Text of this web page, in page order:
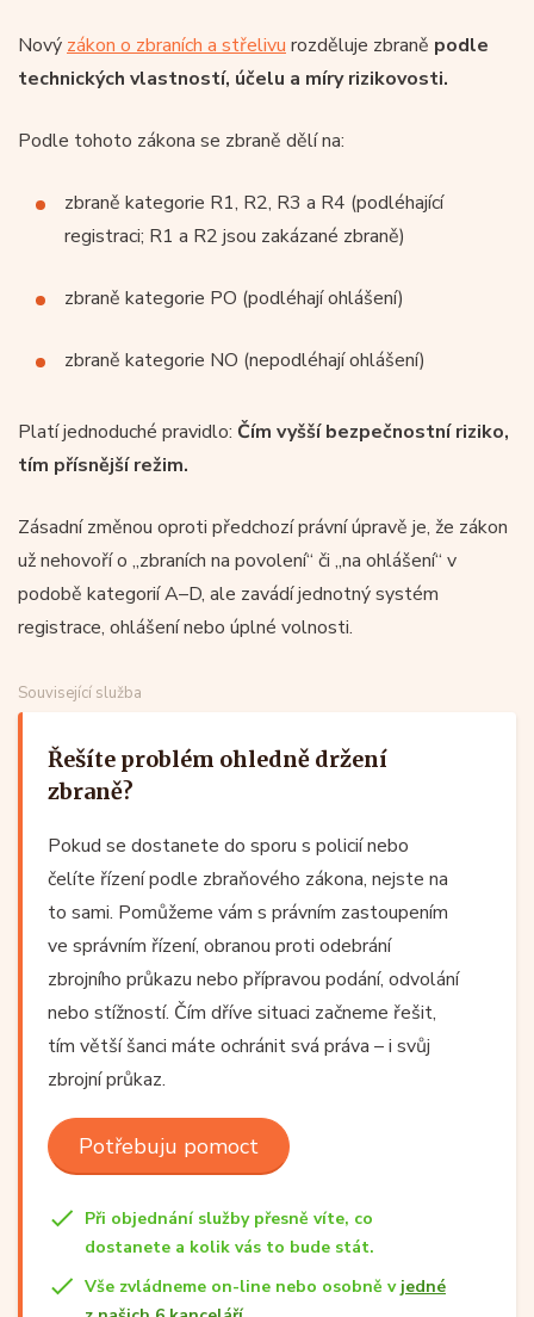
Nový zákon o zbraních a střelivu rozděluje zbraně podle
technických vlastností, účelu a míry rizikovosti.
Podle tohoto zákona se zbraně dělí na:
zbraně kategorie R1, R2, R3 a R4 (podléhající
registraci; R1 a R2 jsou zakázané zbraně)
zbraně kategorie PO (podléhají ohlášení)
zbraně kategorie NO (nepodléhají ohlášení)
Platí jednoduché pravidlo: Čím vyšší bezpečnostní riziko,
tím přísnější režim.
Zásadní změnou oproti předchozí právní úpravě je, že zákon
už nehovoří o „zbraních na povolení“ či „na ohlášení“ v
podobě kategorií A–D, ale zavádí jednotný systém
registrace, ohlášení nebo úplné volnosti.
Související služba
Řešíte problém ohledně držení
zbraně?
Pokud se dostanete do sporu s policií nebo
čelíte řízení podle zbraňového zákona, nejste na
to sami. Pomůžeme vám s právním zastoupením
ve správním řízení, obranou proti odebrání
zbrojního průkazu nebo přípravou podání, odvolání
nebo stížností. Čím dříve situaci začneme řešit,
tím větší šanci máte ochránit svá práva – i svůj
zbrojní průkaz.
Potřebuju pomoct
Při objednání služby přesně víte, co
dostanete a kolik vás to bude stát.
Vše zvládneme on-line nebo osobně v jedné